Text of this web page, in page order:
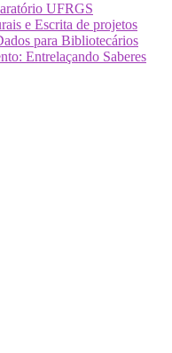
UFRGS
e Escrita de projetos
para Bibliotecários
Entrelaçando Saberes